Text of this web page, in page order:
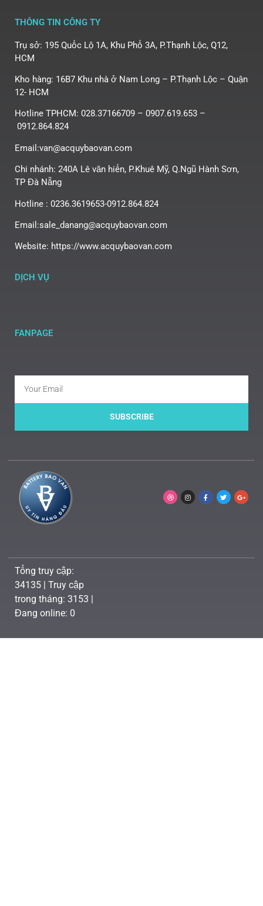
THÔNG TIN CÔNG TY
Trụ sở: 195 Quốc Lộ 1A, Khu Phố 3A, P.Thạnh Lộc, Q12,
HCM
Kho hàng: 16B7 Khu nhà ở Nam Long – P.Thạnh Lộc – Quận
12- HCM
Hotline TPHCM: 028.37166709 – 0907.619.653 –
0912.864.824
Email:van@acquybaovan.com
Chi nhánh: 240A Lê văn hiến, P.Khuê Mỹ, Q.Ngũ Hành Sơn,
TP Đà Nẵng
Hotline : 0236.3619653-0912.864.824
Email:sale_danang@acquybaovan.com
Website: https://www.acquybaovan.com
DỊCH VỤ
FANPAGE
SUBSCRIBE
Tổng truy cập:
34135 | Truy cập
trong tháng: 3153 |
Đang online: 0